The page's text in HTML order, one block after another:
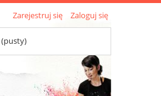
Zarejestruj się Zaloguj się
(pusty)